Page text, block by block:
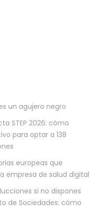
un agujero negro
STEP 2026: cómo
para optar a 138
europeas que
empresa de salud digital
si no dispones
de Sociedades: cómo